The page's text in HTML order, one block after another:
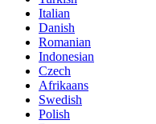
Italian
Danish
Romanian
Indonesian
Czech
Afrikaans
Swedish
Polish